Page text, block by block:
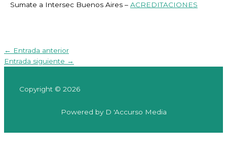
Sumate a Intersec Buenos Aires – ACREDITACIONES
← Entrada anterior
Entrada siguiente →
Copyright © 2026
Powered by D 'Accurso Media